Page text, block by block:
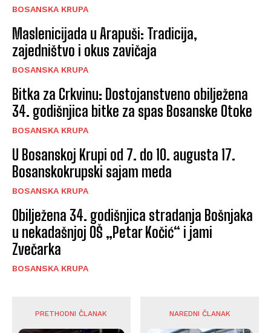
BOSANSKA KRUPA
Maslenicijada u Arapuši: Tradicija,
zajedništvo i okus zavičaja
BOSANSKA KRUPA
Bitka za Crkvinu: Dostojanstveno obilježena
34. godišnjica bitke za spas Bosanske Otoke
BOSANSKA KRUPA
U Bosanskoj Krupi od 7. do 10. augusta 17.
Bosanskokrupski sajam meda
BOSANSKA KRUPA
Obilježena 34. godišnjica stradanja Bošnjaka
u nekadašnjoj OŠ „Petar Kočić“ i jami
Zvečarka
BOSANSKA KRUPA
PRETHODNI ČLANAK NAREDNI ČLANAK